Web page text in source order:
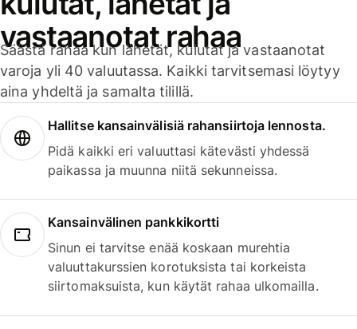
vastaanotat rahaa
Säästä rahaa kun lähetät, kulutat ja vastaanotat
varoja yli 40 valuutassa. Kaikki tarvitsemasi löytyy
aina yhdeltä ja samalta tilillä.
Hallitse kansainvälisiä rahansiirtoja lennosta.
Pidä kaikki eri valuuttasi kätevästi yhdessä
paikassa ja muunna niitä sekunneissa.
Kansainvälinen pankkikortti
Sinun ei tarvitse enää koskaan murehtia
valuuttakurssien korotuksista tai korkeista
siirtomaksuista, kun käytät rahaa ulkomailla.